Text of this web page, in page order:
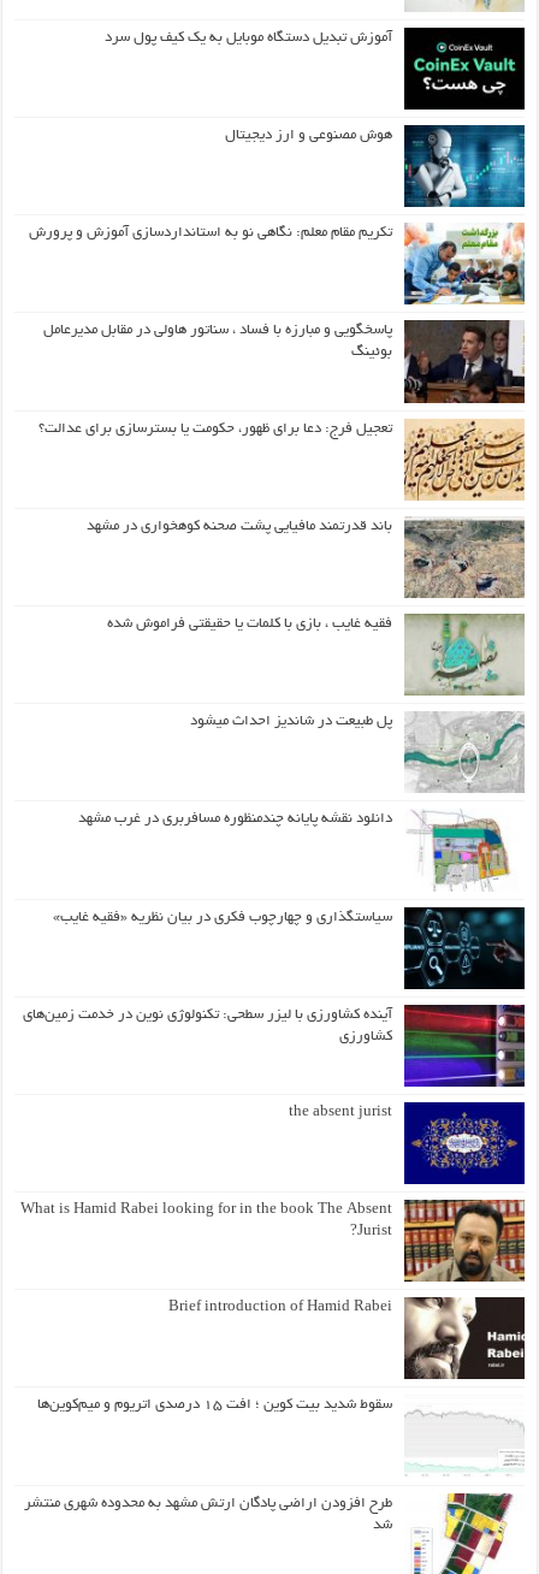
آموزش تبدیل دستگاه موبایل به یک کیف‌ پول سرد
هوش مصنوعی و ارز دیجیتال
تکریم مقام معلم: نگاهی نو به استانداردسازی آموزش و پرورش
پاسخگویی و مبارزه با فساد ، سناتور هاولی در مقابل مدیرعامل
بوئینگ
تعجیل فرج: دعا برای ظهور، حکومت یا بسترسازی برای عدالت؟
باند قدرتمند مافیایی پشت صحنه کوهخواری در مشهد
فقیه غایب ، بازی با کلمات یا حقیقتی فراموش شده
پل طبیعت در شاندیز احداث میشود
دانلود نقشه پایانه چندمنظوره مسافربری در غرب مشهد
سیاستگذاری و چهارچوب فکری در بیان نظریه «فقیه غایب»
آینده کشاورزی با لیزر سطحی: تکنولوژی نوین در خدمت زمین‌های
کشاورزی
the absent jurist
What is Hamid Rabei looking for in the book The Absent
Jurist?
Brief introduction of Hamid Rabei
سقوط شدید بیت کوین ؛ افت ۱۵ درصدی اتریوم و میم‌کوین‌ها
طرح افزودن اراضی پادگان ارتش مشهد به محدوده شهری منتشر
شد